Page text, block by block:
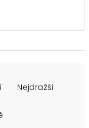
Nejdražší